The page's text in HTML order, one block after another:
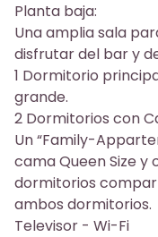
Planta baja:
Una amplia sala
disfrutar del bar y
1 Dormitorio
grande.
2 Dormitorios con
Un “Family-
cama Queen Size y
dormitorios
ambos dormitorios.
Televisor - Wi-Fi